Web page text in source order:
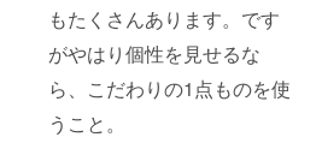
もたくさんあります。です
がやはり個性を見せるな
ら、こだわりの1点ものを使
うこと。